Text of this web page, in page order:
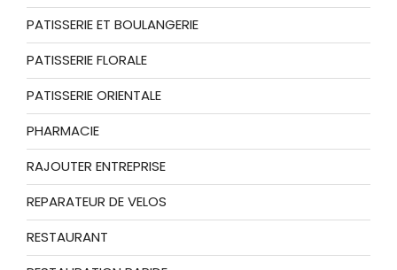
PATISSERIE ET BOULANGERIE
PATISSERIE FLORALE
PATISSERIE ORIENTALE
PHARMACIE
RAJOUTER ENTREPRISE
REPARATEUR DE VELOS
RESTAURANT